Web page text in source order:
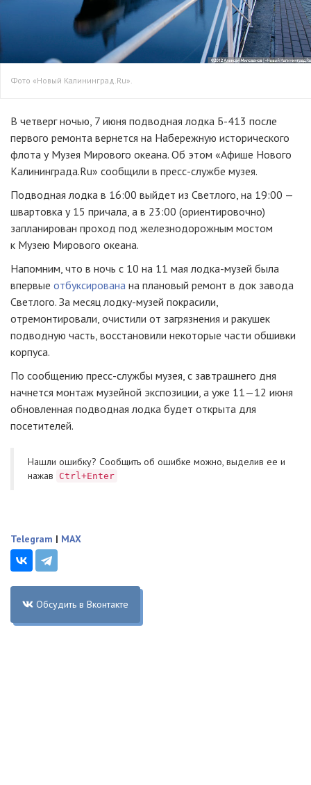
Фото «Новый Калининград.Ru».
В четверг ночью, 7 июня подводная лодка Б-413 после
первого ремонта вернется на Набережную исторического
флота у Музея Мирового океана. Об этом «Афише Нового
Калининграда.Ru» сообщили в пресс-службе музея.
Подводная лодка в 16:00 выйдет из Светлого, на 19:00 —
швартовка у 15 причала, а в 23:00 (ориентировочно)
запланирован проход под железнодорожным мостом
к Музею Мирового океана.
Напомним, что в ночь с 10 на 11 мая лодка-музей была
впервые отбуксирована на плановый ремонт в док завода
Светлого. За месяц лодку-музей покрасили,
отремонтировали, очистили от загрязнения и ракушек
подводную часть, восстановили некоторые части обшивки
корпуса.
По сообщению пресс-службы музея, c завтрашнего дня
начнется монтаж музейной экспозиции, а уже 11—12 июня
обновленная подводная лодка будет открыта для
посетителей.
Нашли ошибку? Cообщить об ошибке можно, выделив ее и
нажав
Ctrl+Enter
Telegram | MAX
Обсудить в Вконтакте